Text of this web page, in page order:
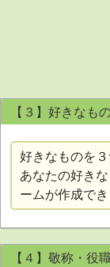
【３】好きなも
好きなものを３
あなたの好き
ームが作成でき
【４】敬称・役